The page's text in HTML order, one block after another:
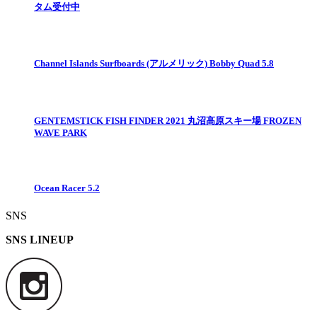
タム受付中
Channel Islands Surfboards (アルメリック) Bobby Quad 5.8
GENTEMSTICK FISH FINDER 2021 丸沼高原スキー場 FROZEN
WAVE PARK
Ocean Racer 5.2
SNS
SNS LINEUP